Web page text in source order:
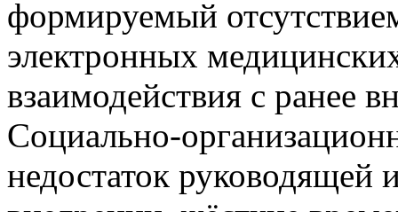
формируемый
электронных
взаимодействия с ранее
Социально-
недостаток руководящей